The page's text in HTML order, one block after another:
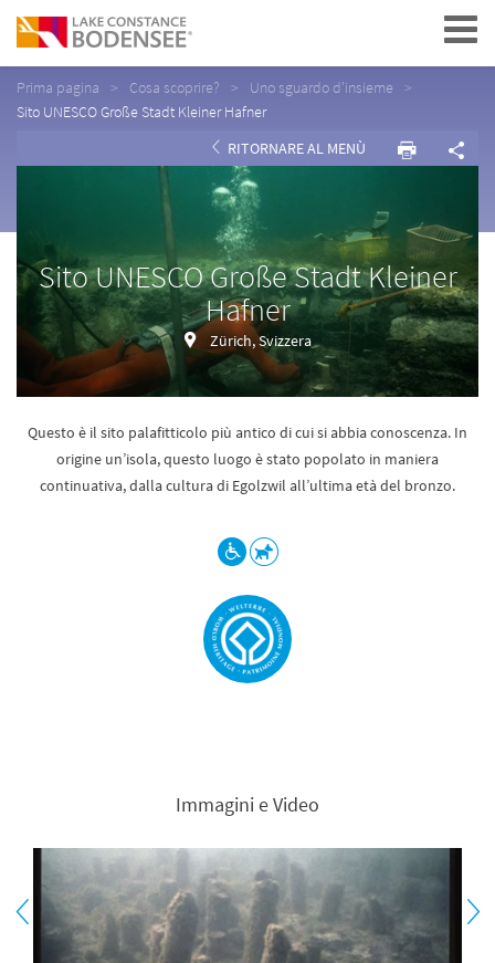
Navigation
Prima pagina Cosa scoprire?
Uno sguardo d'insieme
Sito UNESCO Große Stadt Kleiner Hafner
RITORNARE AL MENÙ
Sito UNESCO Große Stadt Kleiner
Hafner
Zürich, Svizzera
Questo è il sito palafitticolo più antico di cui si abbia conoscenza. In
origine un’isola, questo luogo è stato popolato in maniera
continuativa, dalla cultura di Egolzwil all’ultima età del bronzo.
Immagini e Video